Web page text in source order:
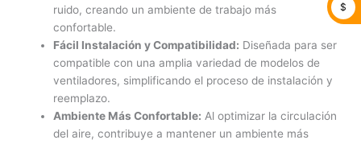
ruido, creando un ambiente de trabajo más
confortable.
Fácil Instalación y Compatibilidad: Diseñada para ser
compatible con una amplia variedad de modelos de
ventiladores, simplificando el proceso de instalación y
reemplazo.
Ambiente Más Confortable: Al optimizar la circulación
del aire, contribuye a mantener un ambiente más
$